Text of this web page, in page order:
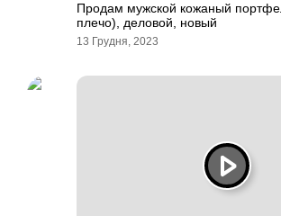
Продам мужской кожаный
плечо), деловой, новый
13 Грудня, 2023